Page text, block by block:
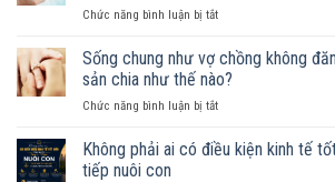
Chức năng bình luận bị tắtở
nữ
sống
chung
như
chồng
Sống chung như vợ chồng không
sản chia như thế nào?
Chức năng bình luận bị tắtở
chung
Không phải ai có điều kiện kinh tế
tiếp nuôi con